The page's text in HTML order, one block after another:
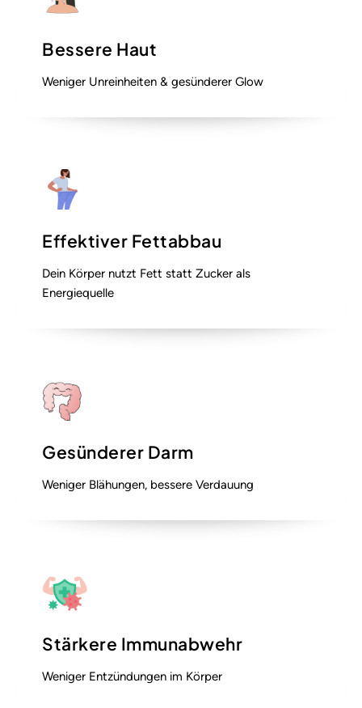
Bessere Haut
Weniger Unreinheiten & gesünderer Glow
Effektiver Fettabbau
Dein Körper nutzt Fett statt Zucker als
Energiequelle
Gesünderer Darm
Weniger Blähungen, bessere Verdauung
Stärkere Immunabwehr
Weniger Entzündungen im Körper